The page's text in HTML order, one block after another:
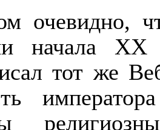
очевидно,
начала
тот же